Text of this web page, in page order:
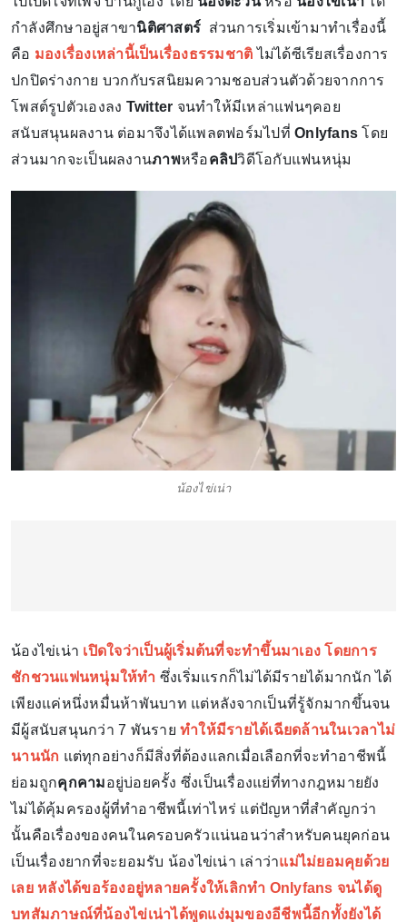
กำลังศึกษาอยู่สาขานิติศาสตร์ ส่วนการเริ่มเข้ามาทำเรื่องนี้
คือ มองเรื่องเหล่านี้เป็นเรื่องธรรมชาติ ไม่ได้ซีเรียสเรื่องการ
ปกปิดร่างกาย บวกกับรสนิยมความชอบส่วนตัวด้วยจากการ
โพสต์รูปตัวเองลง Twitter จนทำให้มีเหล่าแฟนๆคอย
สนับสนุนผลงาน ต่อมาจึงได้แพลตฟอร์มไปที่ Onlyfans โดย
ส่วนมากจะเป็นผลงานภาพหรือคลิปวิดีโอกับแฟนหนุ่ม
น้องไข่เน่า
น้องไข่เน่า เปิดใจว่าเป็นผู้เริ่มต้นที่จะทำขึ้นมาเอง โดยการ
ชักชวนแฟนหนุ่มให้ทำ ซึ่งเริ่มแรกก็ไม่ได้มีรายได้มากนัก ได้
เพียงแค่หนึ่งหมื่นห้าพันบาท แต่หลังจากเป็นที่รู้จักมากขึ้นจน
มีผู้สนับสนุนกว่า 7 พันราย ทำให้มีรายได้เฉียดล้านในเวลาไม่
นานนัก แต่ทุกอย่างก็มีสิ่งที่ต้องแลกเมื่อเลือกที่จะทำอาชีพนี้
ย่อมถูกคุกคามอยู่บ่อยครั้ง ซึ่งเป็นเรื่องแย่ที่ทางกฎหมายยัง
ไม่ได้คุ้มครองผู้ที่ทำอาชีพนี้เท่าไหร่ แต่ปัญหาที่สำคัญกว่า
นั้นคือเรื่องของคนในครอบครัวแน่นอนว่าสำหรับคนยุคก่อน
เป็นเรื่องยากที่จะยอมรับ น้องไข่เน่า เล่าว่าแม่ไม่ยอมคุยด้วย
เลย หลังได้ขอร้องอยู่หลายครั้งให้เลิกทำ Onlyfans จนได้ดู
บทสัมภาษณ์ที่น้องไข่เน่าได้พูดแง่มุมของอีชีพนี้อีกทั้งยังได้